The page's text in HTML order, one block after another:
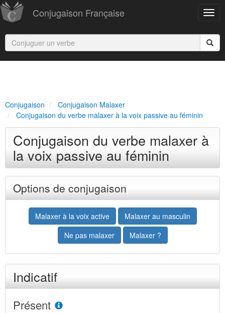
Conjugaison Française
Conjugaison
Conjugaison Malaxer
Conjugaison du verbe malaxer à la voix passive au féminin
Conjugaison du verbe malaxer à
la voix passive au féminin
Options de conjugaison
Malaxer à la voix active
Malaxer au masculin
Ne pas malaxer
Malaxer ?
Indicatif
Présent